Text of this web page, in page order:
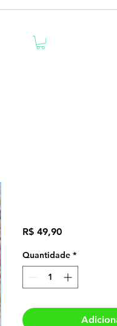
R$ 49,90Preço
Quantidade *